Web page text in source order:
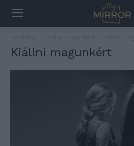
Kiállni magunkért